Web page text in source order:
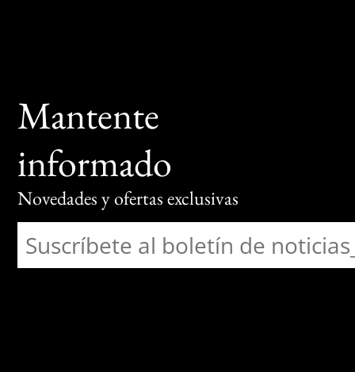
Mantente
informado
Novedades y ofertas exclusivas